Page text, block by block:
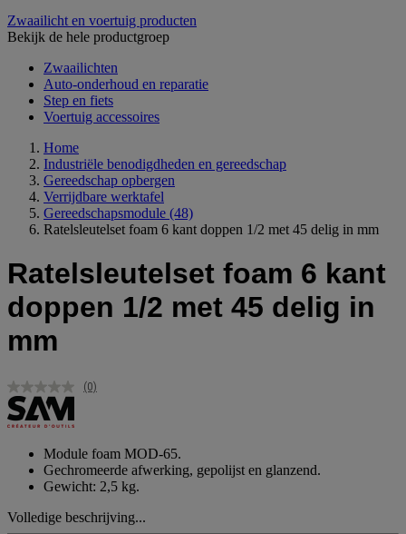
Zwaailicht en voertuig producten
Bekijk de hele productgroep
Zwaailichten
Auto-onderhoud en reparatie
Step en fiets
Voertuig accessoires
Home
Industriële benodigdheden en gereedschap
Gereedschap opbergen
Verrijdbare werktafel
Gereedschapsmodule (48)
Ratelsleutelset foam 6 kant doppen 1/2 met 45 delig in mm
Ratelsleutelset foam 6 kant
doppen 1/2 met 45 delig in
mm
Geen
(0)
Module foam MOD-65.
Gechromeerde afwerking, gepolijst en glanzend.
Gewicht: 2,5 kg.
Volledige beschrijving...